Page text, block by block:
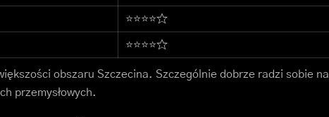
⭐⭐⭐⭐☆
⭐⭐⭐⭐☆
obszaru Szczecina. Szczególnie dobrze radzi sobie na
przemysłowych.